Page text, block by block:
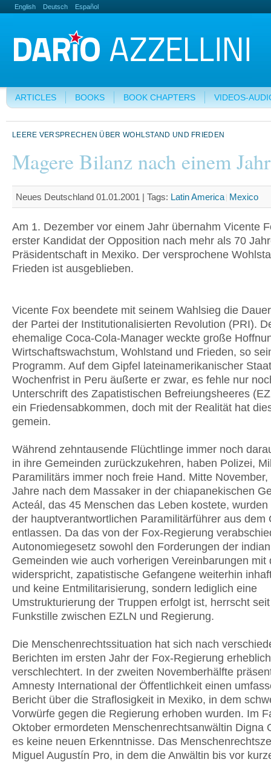
English Deutsch Español
ARTICLES BOOKS BOOK CHAPTERS VIDEOS-
LEERE VERSPRECHEN ÜBER WOHLSTAND UND FRIEDEN
Magere Bilanz nach einem
Neues Deutschland 01.01.2001 | Tags: Latin America Mexico
Am 1. Dezember vor einem Jahr übernahm Vicente
erster Kandidat der Opposition nach mehr als 70
Präsidentschaft in Mexiko. Der versprochene
Frieden ist ausgeblieben.
Vicente Fox beendete mit seinem Wahlsieg die
der Partei der Institutionalisierten Revolution (PRI).
ehemalige Coca-Cola-Manager weckte große
Wirtschaftswachstum, Wohlstand und Frieden, so
Programm. Auf dem Gipfel lateinamerikanischer
Wochenfrist in Peru äußerte er zwar, es fehle nur
Unterschrift des Zapatistischen Befreiungsheeres
ein Friedensabkommen, doch mit der Realität hat
gemein.
Während zehntausende Flüchtlinge immer noch
in ihre Gemeinden zurückzukehren, haben Polizei,
Paramilitärs immer noch freie Hand. Mitte
Jahre nach dem Massaker in der chiapanekischen
Acteál, das 45 Menschen das Leben kostete,
der hauptverantwortlichen Paramilitärführer aus dem
entlassen. Da das von der Fox-Regierung
Autonomiegesetz sowohl den Forderungen der
Gemeinden wie auch vorherigen Vereinbarungen mit
widerspricht, zapatistische Gefangene weiterhin
und keine Entmilitarisierung, sondern lediglich eine
Umstrukturierung der Truppen erfolgt ist, herrscht
Funkstille zwischen EZLN und Regierung.
Die Menschenrechtssituation hat sich nach
Berichten im ersten Jahr der Fox-Regierung erheblich
verschlechtert. In der zweiten Novemberhälfte
Amnesty International der Öffentlichkeit einen
Bericht über die Straflosigkeit in Mexiko, in dem
Vorwürfe gegen die Regierung erhoben wurden. Im
Oktober ermordeten Menschenrechtsanwältin Digna
es keine neuen Erkenntnisse. Das
Miguel Augustín Pro, in dem die Anwältin bis vor